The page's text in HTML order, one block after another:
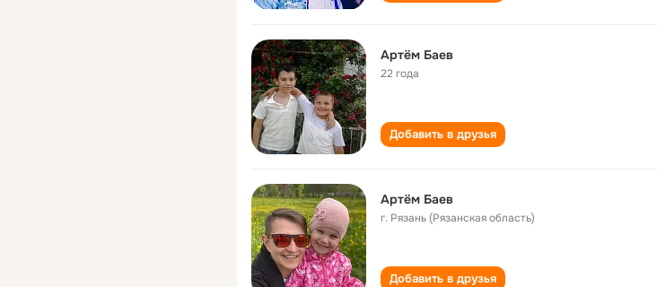
Артём Баев
22 года
Добавить в друзья
Артём Баев
г. Рязань (Рязанская область)
Добавить в друзья